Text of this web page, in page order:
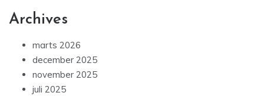
Archives
marts 2026
december 2025
november 2025
juli 2025